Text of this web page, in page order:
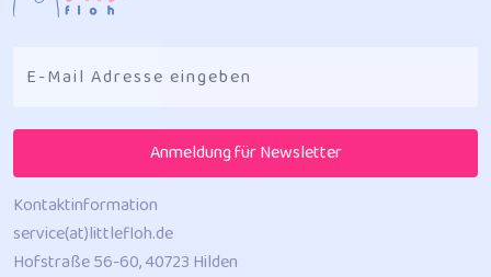
Anmeldung für Newsletter
Kontaktinformation
service(at)littlefloh.de
Hofstraße 56-60, 40723 Hilden